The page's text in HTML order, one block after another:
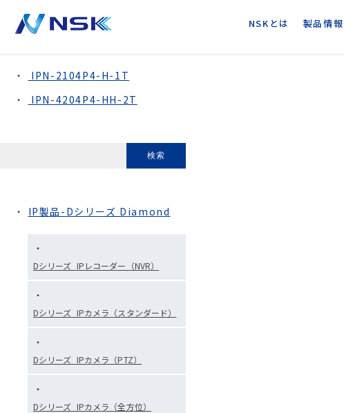
NSKとは 製品情報
4チャンネルネットワークレコーダー
IPN-2104P4-H-1T
IPN-4204P4-HH-2T
IP製品-Dシリーズ Diamond
Dシリーズ_IPレコーダー（NVR）
Dシリーズ_IPカメラ（スタンダード）
Dシリーズ_IPカメラ（PTZ）
Dシリーズ_IPカメラ（全方位）